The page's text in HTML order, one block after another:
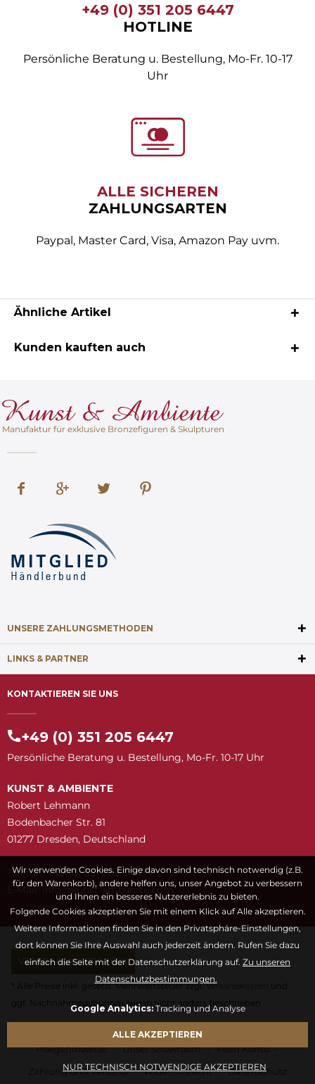
+49 (0) 351 205 6447
HOTLINE
Persönliche Beratung u. Bestellung, Mo-Fr. 10-17
Uhr
ALLE SICHEREN
ZAHLUNGSARTEN
Paypal, Master Card, Visa, Amazon Pay uvm.
Ähnliche Artikel
Kunden kauften auch
Manufaktur für exklusive Bronzefiguren & Skulpturen
UNSERE ZAHLUNGSMETHODEN
LINKS & PARTNER
KONTAKTIEREN SIE UNS
+49 (0) 351 205 6447
Persönliche Beratung u. Bestellung, Mo-Fr. 10-17 Uhr
KUNST & AMBIENTE
Robert Lehmann
Bodenbacher Str. 81
01277 Dresden, Deutschland
Telefon: +49 (0) 351 205 6447
E-Mail:
moc.etneibma-t
snuk@ofni
VERTRAG WIDERRUFEN
* Alle Preise inkl. gesetzl. Mehrwertsteuer zzgl.Versandkosten
und
ggf. Nachnahmegebühren, wenn nicht anders beschrieben
Pflegehinweise
Unser Showroom
Mein Konto
Zahlung und Versand
Widerrufsrecht Datenschutz
Wir verwenden Cookies. Einige davon sind technisch notwendig (z.B.
für den Warenkorb), andere helfen uns, unser Angebot zu verbessern
und Ihnen ein besseres Nutzererlebnis zu bieten.
Folgende Cookies akzeptieren Sie mit einem Klick auf Alle akzeptieren.
Weitere Informationen finden Sie in den Privatsphäre-Einstellungen,
dort können Sie Ihre Auswahl auch jederzeit ändern. Rufen Sie dazu
einfach die Seite mit der Datenschutzerklärung auf. Zu unseren
Datenschutzbestimmungen.
Google Analytics:Tracking und Analyse
NUR TECHNISCH NOTWENDIGE AKZEPTIEREN
ALLE AKZEPTIEREN